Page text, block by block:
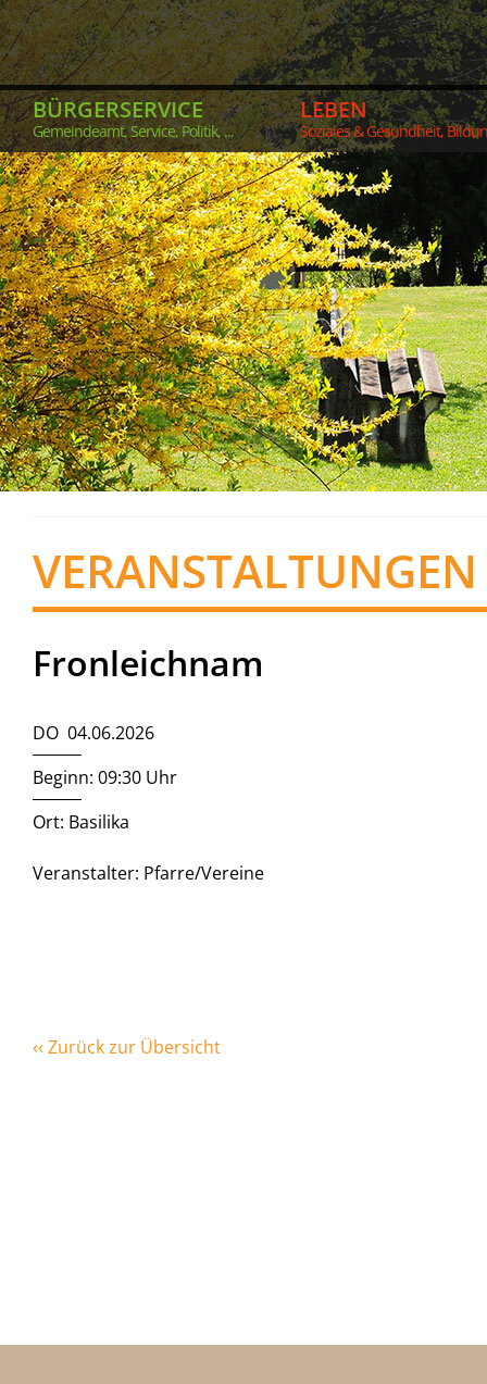
BÜRGERSERVICE
Gemeindeamt, Service, Politik, ...
LEBEN
Soziales & Gesundheit,
VERANSTALTUNGEN
Fronleichnam
DO 04.06.2026
Beginn: 09:30 Uhr
Ort: Basilika
Veranstalter: Pfarre/Vereine
‹‹ Zurück zur Übersicht